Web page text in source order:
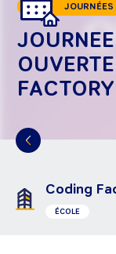
JOURNÉES
FACTORY
Coding
ÉCOLE